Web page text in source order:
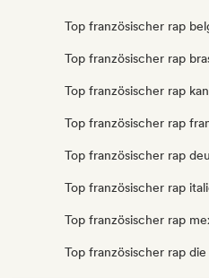
Top französischer rap
Top französischer rap
Top französischer rap
Top französischer rap
Top französischer rap
Top französischer rap
Top französischer rap
Top französischer rap